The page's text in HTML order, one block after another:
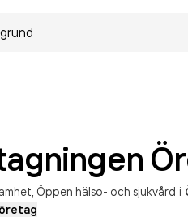
Öppen hälso- och sjukvård i